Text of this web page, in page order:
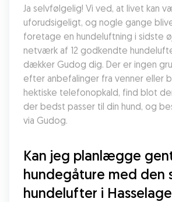
Ja selvfølgelig! Vi ved, at livet kan
uforudsigeligt, og nogle gange
foretage en hundeluftning i sidste
netværk af 12 godkendte
dækker Gudog dig. Der er ingen
efter anbefalinger fra venner eller
hektiske telefonopkald, find blot
der bedst passer til din hund, og
via Gudog.
Kan jeg planlægge
hundegåture med den
hundelufter i